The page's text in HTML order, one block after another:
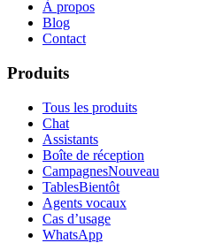
À propos
Blog
Contact
Produits
Tous les produits
Chat
Assistants
Boîte de réception
CampagnesNouveau
TablesBientôt
Agents vocaux
Cas d’usage
WhatsApp